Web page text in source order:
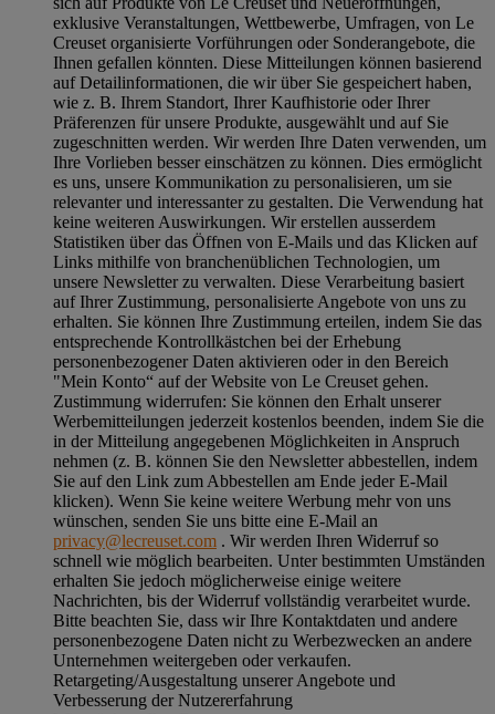
exklusive Veranstaltungen, Wettbewerbe, Umfragen, von Le
Creuset organisierte Vorführungen oder Sonderangebote, die
Ihnen gefallen könnten. Diese Mitteilungen können basierend
auf Detailinformationen, die wir über Sie gespeichert haben,
wie z. B. Ihrem Standort, Ihrer Kaufhistorie oder Ihrer
Präferenzen für unsere Produkte, ausgewählt und auf Sie
zugeschnitten werden. Wir werden Ihre Daten verwenden, um
Ihre Vorlieben besser einschätzen zu können. Dies ermöglicht
es uns, unsere Kommunikation zu personalisieren, um sie
relevanter und interessanter zu gestalten. Die Verwendung hat
keine weiteren Auswirkungen. Wir erstellen ausserdem
Statistiken über das Öffnen von E-Mails und das Klicken auf
Links mithilfe von branchenüblichen Technologien, um
unsere Newsletter zu verwalten. Diese Verarbeitung basiert
auf Ihrer Zustimmung, personalisierte Angebote von uns zu
erhalten. Sie können Ihre Zustimmung erteilen, indem Sie das
entsprechende Kontrollkästchen bei der Erhebung
personenbezogener Daten aktivieren oder in den Bereich
"Mein Konto“ auf der Website von Le Creuset gehen.
Zustimmung widerrufen: Sie können den Erhalt unserer
Werbemitteilungen jederzeit kostenlos beenden, indem Sie die
in der Mitteilung angegebenen Möglichkeiten in Anspruch
nehmen (z. B. können Sie den Newsletter abbestellen, indem
Sie auf den Link zum Abbestellen am Ende jeder E-Mail
klicken). Wenn Sie keine weitere Werbung mehr von uns
wünschen, senden Sie uns bitte eine E-Mail an
privacy@lecreuset.com . Wir werden Ihren Widerruf so
schnell wie möglich bearbeiten. Unter bestimmten Umständen
erhalten Sie jedoch möglicherweise einige weitere
Nachrichten, bis der Widerruf vollständig verarbeitet wurde.
Bitte beachten Sie, dass wir Ihre Kontaktdaten und andere
personenbezogene Daten nicht zu Werbezwecken an andere
Unternehmen weitergeben oder verkaufen.
Retargeting/Ausgestaltung unserer Angebote und
Verbesserung der Nutzererfahrung